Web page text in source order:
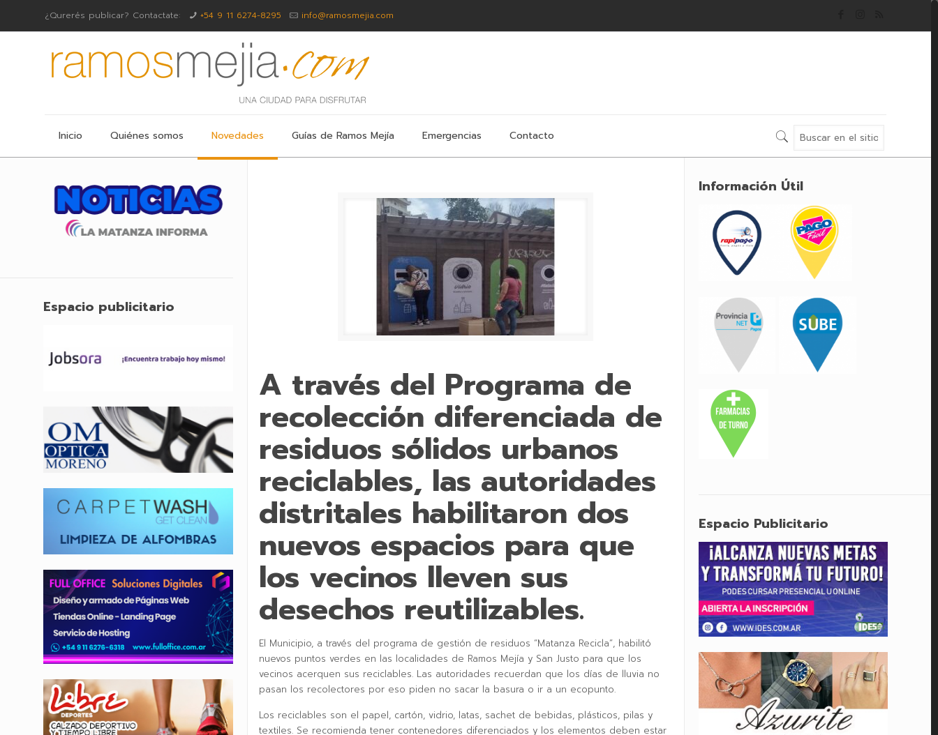
¿Qurerés publicar? Contactate: +54 9 11 6274-8295 info@ramosmejia.com
Inicio Quiénes somos Novedades Guías de Ramos Mejía Emergencias Contacto
A través del Programa de
recolección diferenciada de
residuos sólidos urbanos
reciclables, las autoridades
distritales habilitaron dos
nuevos espacios para que
los vecinos lleven sus
desechos reutilizables.
El Municipio, a través del programa de gestión de residuos “Matanza Recicla”, habilitó
nuevos puntos verdes en las localidades de Ramos Mejía y San Justo para que los
vecinos acerquen sus reciclables. Las autoridades recuerdan que los días de lluvia no
pasan los recolectores por eso piden no sacar la basura o ir a un ecopunto.
Los reciclables son el papel, cartón, vidrio, latas, sachet de bebidas, plásticos, pilas y
textiles. Se recomienda tener contenedores diferenciados y los elementos deben estar
Espacio publicitario
Información Útil
Espacio Publicitario